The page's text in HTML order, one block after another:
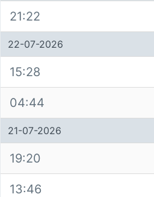
21:22
22-07-2026
15:28
04:44
21-07-2026
19:20
13:46